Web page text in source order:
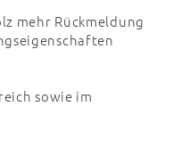
mehr Rückmeldung
sowie im